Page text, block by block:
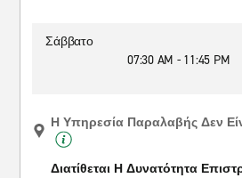
Σάββατο
07:30 AM - 11:45 PM
Η Υπηρεσία Παραλαβής Δεν
Διατίθεται Η Δυνατότητα